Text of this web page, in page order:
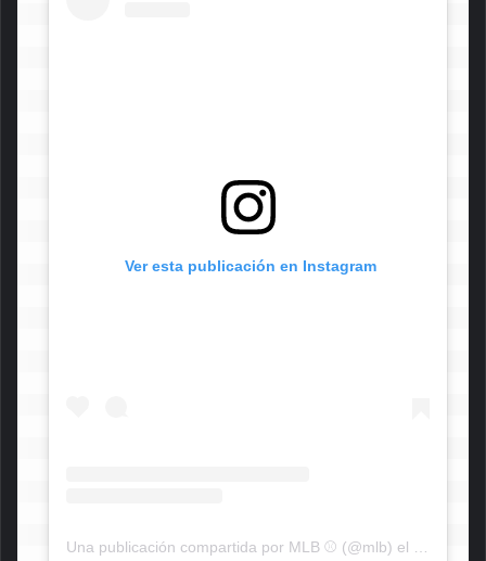
Ver esta publicación en Instagram
Una publicación compartida por MLB ⚾ (@mlb) el